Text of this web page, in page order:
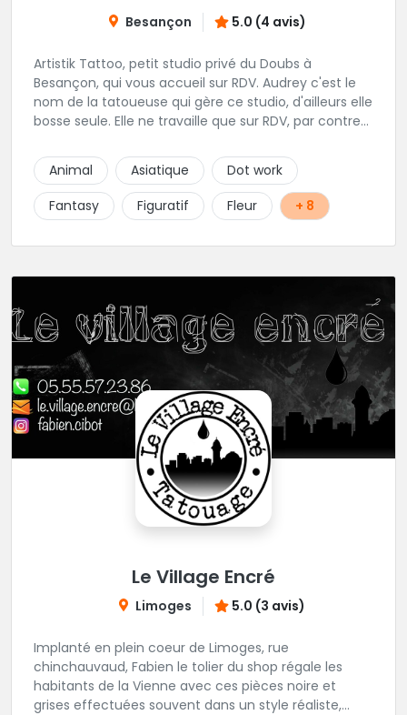
Besançon 5.0 (4 avis)
Artistik Tattoo, petit studio privé du Doubs à
Besançon, qui vous accueil sur RDV. Audrey c'est le
nom de la tatoueuse qui gère ce studio, d'ailleurs elle
bosse seule. Elle ne travaille que sur RDV, par contre
petits ou grands. Son truc, c'est que tant que ça ne
"match" pas, tu ne seras pas satisfait, du coup elle
écoute beaucoup pour aboutir au projet parfait.
Projets qui sont toujours uniques d'ailleurs.
pas.
Animal Asiatique
Dot work
Fantasy
Figuratif Fleur + 8
Le Village Encré
Limoges 5.0 (3 avis)
Implanté en plein coeur de Limoges, rue
chinchauvaud, Fabien le tolier du shop régale les
habitants de la Vienne avec ces pièces noire et
grises effectuées souvent dans un style réaliste,